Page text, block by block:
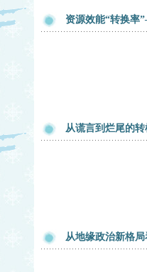
资源效能“转换率
从谎言到烂尾的
从地缘政治新格